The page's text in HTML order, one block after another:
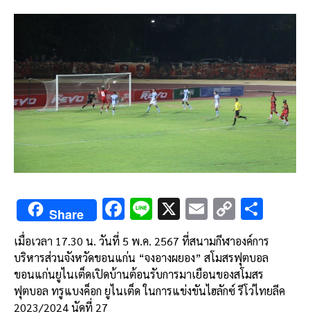
Share F
ac
e
b
o
Li
n
e
X E
m
ai
l
C
py
Li
n
ar
เมื่อเวลา 17.30 น. วันที่ 5 พ.ค. 2567 ที่สนามกีฬาองค์การ
บริหารส่วนจังหวัดขอนแก่น “จงอางผยอง” สโมสรฟุตบอล
ขอนแก่นยูไนเต็ดเปิดบ้านต้อนรับการมาเยือนของสโมสร
ฟุตบอล ทรูแบงค็อก ยูไนเต็ด ในการแข่งขันไฮลักซ์ รีโว่ไทยลีค
2023/2024 นัดที่ 27